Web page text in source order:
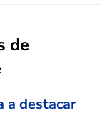
de
a destacar